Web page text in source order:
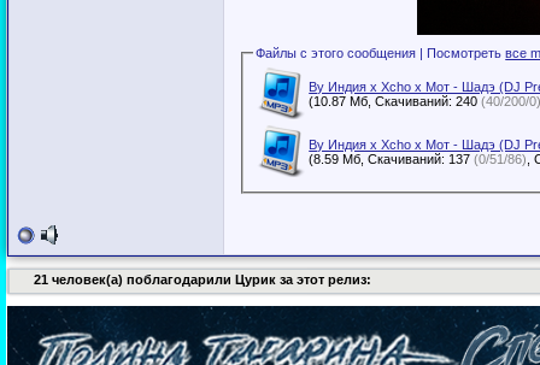
Файлы с этого сообщения | Посмотретьвсе
By Индия x Xcho x Мот - Шадэ (DJ
(10.87 Мб, Скачиваний: 240(40/200/
By Индия x Xcho x Мот - Шадэ (DJ
(8.59 Мб, Скачиваний: 137(0/51/86)
21 человек(а) поблагодарили Цурик за этот релиз: